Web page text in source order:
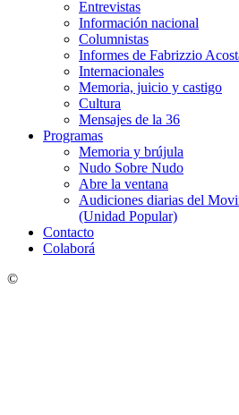
Entrevistas
Información nacional
Columnistas
Informes de Fabrizzio
Internacionales
Memoria, juicio y castigo
Cultura
Mensajes de la 36
Programas
Memoria y brújula
Nudo Sobre Nudo
Abre la ventana
Audiciones diarias del
(Unidad Popular)
Contacto
Colaborá
©